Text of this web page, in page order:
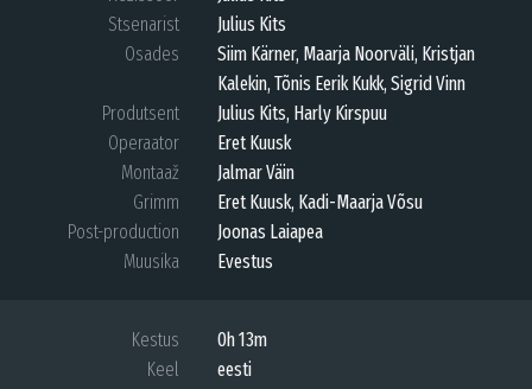
Stsenarist
Julius Kits
Osades
Siim Kärner, Maarja Noorväli, Kristjan
Kalekin, Tõnis Eerik Kukk, Sigrid Vinn
Produtsent
Julius Kits, Harly Kirspuu
Operaator
Eret Kuusk
Montaaž
Jalmar Väin
Grimm
Eret Kuusk, Kadi-Maarja Võsu
Post-production
Joonas Laiapea
Muusika
Evestus
Kestus
0h 13m
Keel
eesti